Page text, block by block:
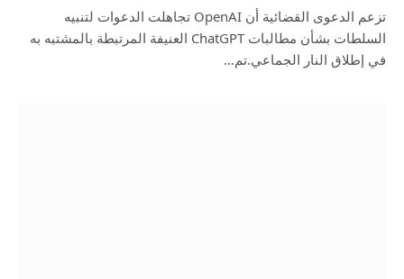
تزعم الدعوى القضائية أن OpenAI تجاهلت الدعوات لتنبيه
السلطات بشأن مطالبات ChatGPT العنيفة المرتبطة بالمشتبه به
في إطلاق النار الجماعي.تم…